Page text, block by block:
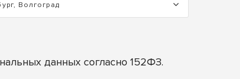
Волгоград
данных согласно 152ФЗ.